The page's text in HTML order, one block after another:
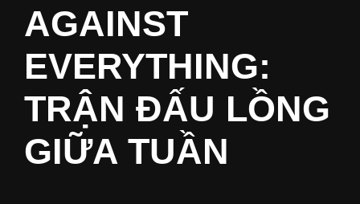
AGAINST
EVERYTHING:
TRẬN ĐẤU LỒNG
GIỮA TUẦN